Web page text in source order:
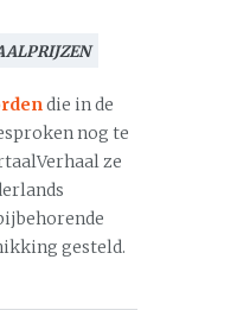
die in de
nog te
ze
gesteld.